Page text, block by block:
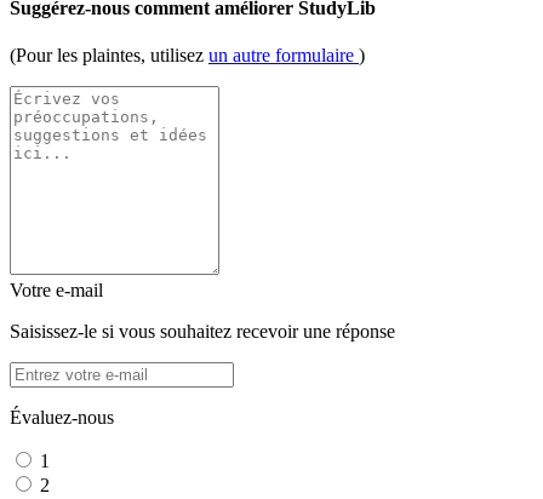
Suggérez-nous comment améliorer StudyLib
(Pour les plaintes, utilisez un autre formulaire )
Votre e-mail
Saisissez-le si vous souhaitez recevoir une réponse
Évaluez-nous
1
2